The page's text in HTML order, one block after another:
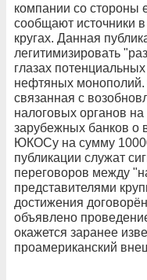
компании со стороны
сообщают источники
кругах. Данная
легитимизировать
глазах
нефтяных монополий.
связанная с
налоговых органов
зарубежных банков о
ЮКОСу на сумму
публикации служат
переговоров между
представителями
достижения
объявлено
окажется заранее
проамериканский